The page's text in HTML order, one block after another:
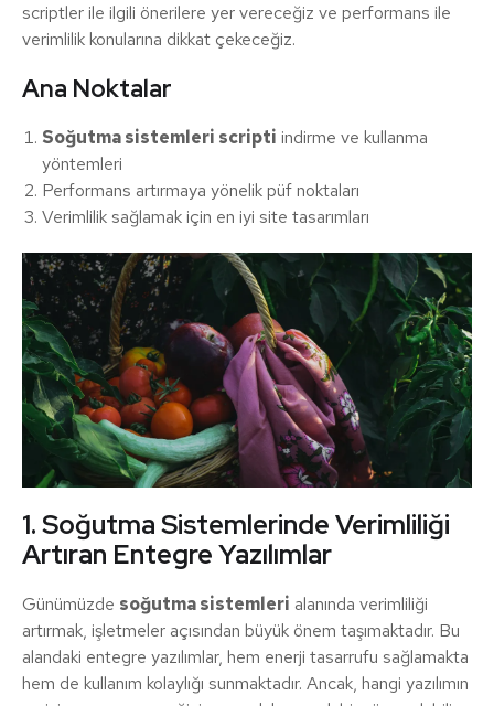
scriptler ile ilgili önerilere yer vereceğiz ve performans ile
verimlilik konularına dikkat çekeceğiz.
Ana Noktalar
Soğutma sistemleri scripti indirme ve kullanma
yöntemleri
Performans artırmaya yönelik püf noktaları
Verimlilik sağlamak için en iyi site tasarımları
1. Soğutma Sistemlerinde Verimliliği
Artıran Entegre Yazılımlar
Günümüzde soğutma sistemleri alanında verimliliği
artırmak, işletmeler açısından büyük önem taşımaktadır. Bu
alandaki entegre yazılımlar, hem enerji tasarrufu sağlamakta
hem de kullanım kolaylığı sunmaktadır. Ancak, hangi yazılımın